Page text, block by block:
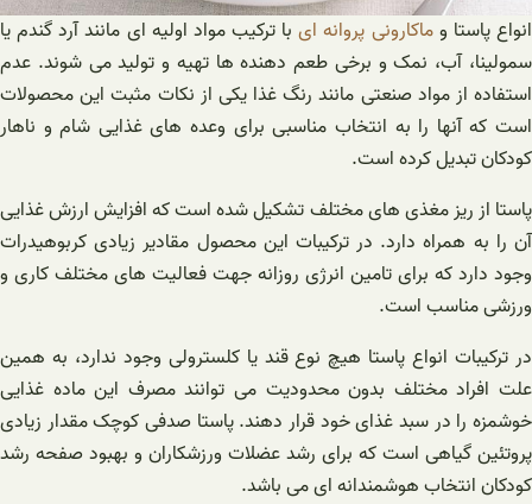
انواع پاستا وماکارونی پروانه ایبا ترکیب مواد اولیه ای مانند آرد گندم یا
سمولینا، آب، نمک و برخی طعم دهنده ها تهیه و تولید می شوند. عدم
استفاده از مواد صنعتی مانند رنگ غذا یکی از نکات مثبت این محصولات
است که آنها را به انتخاب مناسبی برای وعده های غذایی شام و ناهار
کودکان تبدیل کرده است.
پاستا از ریز مغذی های مختلف تشکیل شده است که افزایش ارزش غذایی
آن را به همراه دارد. در ترکیبات این محصول مقادیر زیادی کربوهیدرات
وجود دارد که برای تامین انرژی روزانه جهت فعالیت های مختلف کاری و
ورزشی مناسب است.
در ترکیبات انواع پاستا هیچ نوع قند یا کلسترولی وجود ندارد، به همین
علت افراد مختلف بدون محدودیت می توانند مصرف این ماده غذایی
خوشمزه را در سبد غذای خود قرار دهند. پاستا صدفی کوچک مقدار زیادی
پروتئین گیاهی است که برای رشد عضلات ورزشکاران و بهبود صفحه رشد
کودکان انتخاب هوشمندانه ای می باشد.